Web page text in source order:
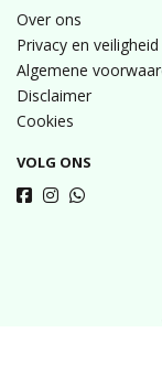
Over ons
Privacy en veiligheid
Algemene
Disclaimer
Cookies
VOLG ONS